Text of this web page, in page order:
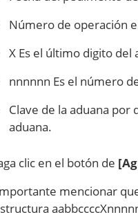
Número de operación
X Es el último digito
nnnnnn Es el número
Clave de la aduana por
aduana.
clic en el botón de
mencionar